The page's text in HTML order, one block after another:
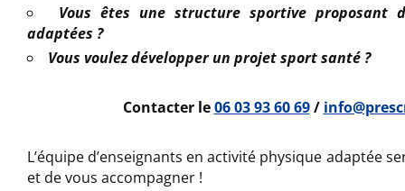
Vous êtes une structure sportive proposant
adaptées ?
Vous voulez développer un projet sport santé ?
Contacter le06 03 93 60 69/
L’équipe d’enseignants en activité physique adaptée
et de vous accompagner !